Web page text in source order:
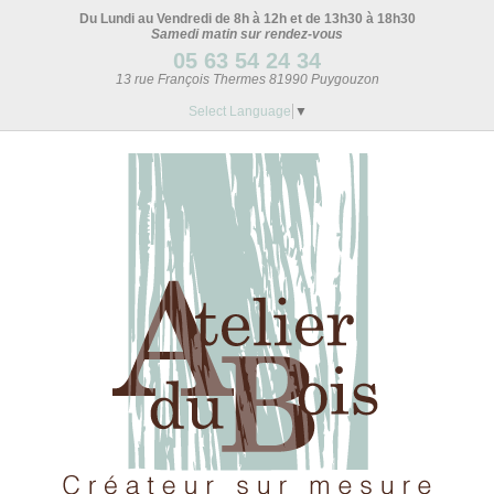
Du Lundi au Vendredi de 8h à 12h et de 13h30 à 18h30
Samedi matin sur rendez-vous
05 63 54 24 34
13 rue François Thermes 81990 Puygouzon
Select Language ▼